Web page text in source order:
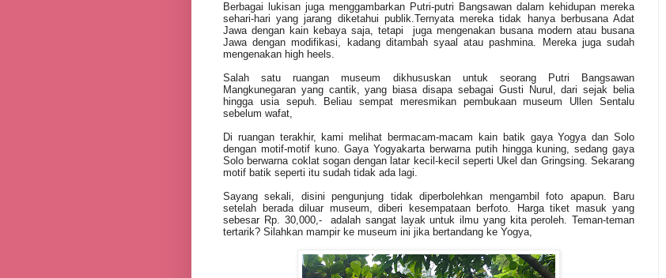
Berbagai lukisan juga menggambarkan Putri-putri Bangsawan dalam kehidupan mereka
sehari-hari yang jarang diketahui publik.Ternyata mereka tidak hanya berbusana Adat
Jawa dengan kain kebaya saja, tetapi
juga mengenakan busana modern atau busana
Jawa dengan modifikasi, kadang ditambah syaal atau pashmina. Mereka juga sudah
mengenakan high heels.
Salah satu ruangan museum dikhususkan untuk seorang Putri Bangsawan
Mangkunegaran yang cantik, yang biasa disapa sebagai Gusti Nurul, dari sejak belia
hingga usia sepuh. Beliau sempat meresmikan pembukaan museum Ullen Sentalu
sebelum wafat,
Di ruangan terakhir, kami melihat bermacam-macam kain batik gaya Yogya dan Solo
dengan motif-motif kuno. Gaya Yogyakarta berwarna putih hingga kuning, sedang gaya
Solo berwarna coklat sogan dengan latar kecil-kecil seperti Ukel dan Gringsing. Sekarang
motif batik seperti itu sudah tidak ada lagi.
Sayang sekali, disini pengunjung tidak diperbolehkan mengambil foto apapun. Baru
setelah berada diluar museum, diberi kesempataan berfoto. Harga tiket masuk yang
sebesar Rp. 30,000,-
adalah sangat layak untuk ilmu yang kita peroleh. Teman-teman
tertarik? Silahkan mampir ke museum ini jika bertandang ke Yogya,